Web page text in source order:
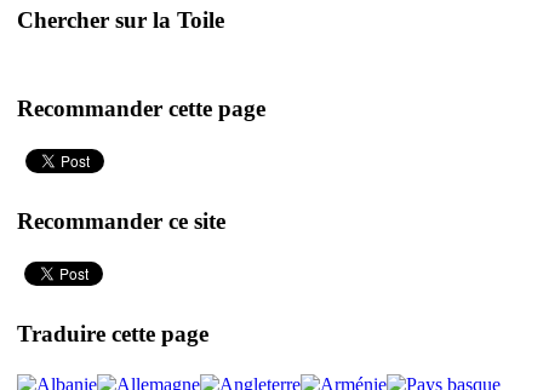
Chercher sur la Toile
Recommander cette page
Recommander ce site
Traduire cette page